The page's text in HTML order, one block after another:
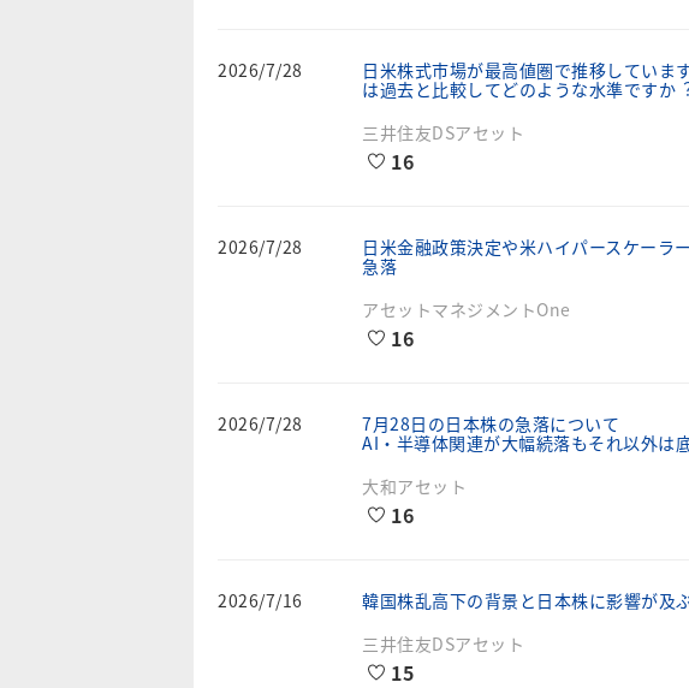
2026/7/28
⽇⽶株式市場が最⾼値圏で推移していま
は過去と⽐較してどのような⽔準ですか
三井住友DSアセット
16
2026/7/28
日米金融政策決定や米ハイパースケーラ
急落
アセットマネジメントOne
16
2026/7/28
7月28日の日本株の急落について
AI・半導体関連が大幅続落もそれ以外は
大和アセット
16
2026/7/16
韓国株乱高下の背景と日本株に影響が及
三井住友DSアセット
15